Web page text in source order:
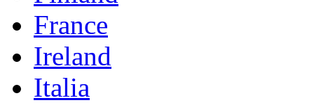
France
Ireland
Italia